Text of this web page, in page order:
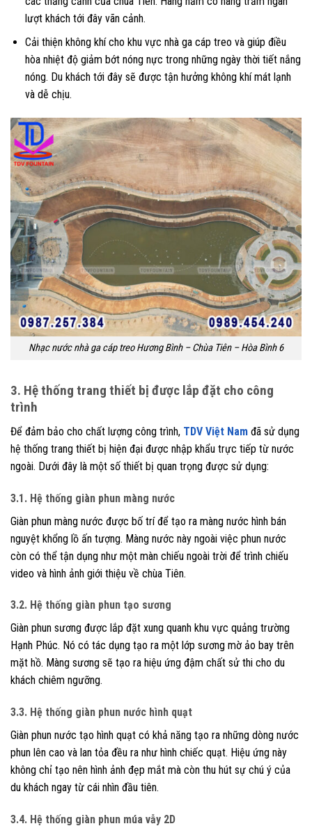
lượt khách tới đây vãn cảnh.
Cải thiện không khí cho khu vực nhà ga cáp treo và giúp điều
hòa nhiệt độ giảm bớt nóng nực trong những ngày thời tiết nắng
nóng. Du khách tới đây sẽ được tận hưởng không khí mát lạnh
và dễ chịu.
Nhạc nước nhà ga cáp treo Hương Bình – Chùa Tiên – Hòa Bình 6
3. Hệ thống trang thiết bị được lắp đặt cho công
trình
Để đảm bảo cho chất lượng công trình, TDV Việt Nam đã sử dụng
hệ thống trang thiết bị hiện đại được nhập khẩu trực tiếp từ nước
ngoài. Dưới đây là một số thiết bị quan trọng được sử dụng:
3.1. Hệ thống giàn phun màng nước
Giàn phun màng nước được bố trí để tạo ra màng nước hình bán
nguyệt khổng lồ ấn tượng. Màng nước này ngoài việc phun nước
còn có thể tận dụng như một màn chiếu ngoài trời để trình chiếu
video và hình ảnh giới thiệu về chùa Tiên.
3.2. Hệ thống giàn phun tạo sương
Giàn phun sương được lắp đặt xung quanh khu vực quảng trường
Hạnh Phúc. Nó có tác dụng tạo ra một lớp sương mờ ảo bay trên
mặt hồ. Màng sương sẽ tạo ra hiệu ứng đậm chất sử thi cho du
khách chiêm ngưỡng.
3.3. Hệ thống giàn phun nước hình quạt
Giàn phun nước tạo hình quạt có khả năng tạo ra những dòng nước
phun lên cao và lan tỏa đều ra như hình chiếc quạt. Hiệu ứng này
không chỉ tạo nên hình ảnh đẹp mắt mà còn thu hút sự chú ý của
du khách ngay từ cái nhìn đầu tiên.
3.4. Hệ thống giàn phun múa vẫy 2D